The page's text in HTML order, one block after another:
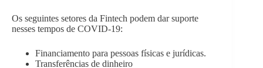
Os seguintes setores da Fintech podem dar suporte
nesses tempos de COVID-19:
Financiamento para pessoas físicas e jurídicas.
Transferências de dinheiro